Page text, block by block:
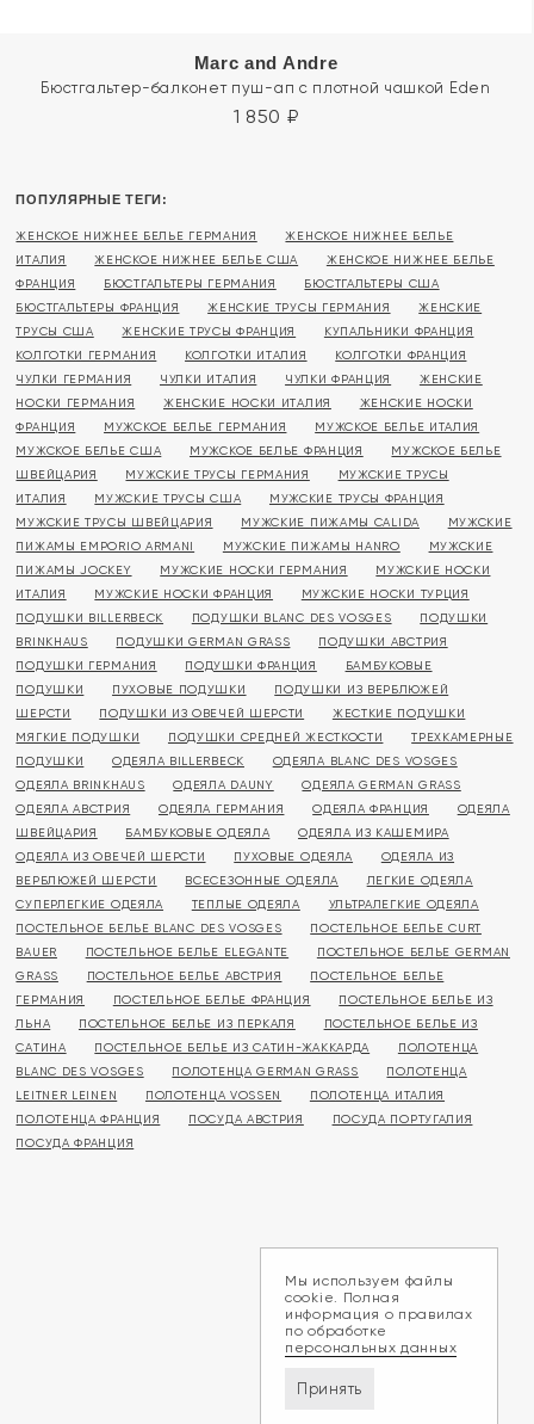
Marc and Andre
Бюстгальтер-балконет пуш-ап с плотной чашкой Eden
1 850 ₽
ПОПУЛЯРНЫЕ ТЕГИ:
ЖЕНСКОЕ НИЖНЕЕ БЕЛЬЕ ГЕРМАНИЯ
ЖЕНСКОЕ НИЖНЕЕ БЕЛЬЕ
ИТАЛИЯ
ЖЕНСКОЕ НИЖНЕЕ БЕЛЬЕ США
ЖЕНСКОЕ НИЖНЕЕ БЕЛЬЕ
ФРАНЦИЯ
БЮСТГАЛЬТЕРЫ ГЕРМАНИЯ
БЮСТГАЛЬТЕРЫ США
БЮСТГАЛЬТЕРЫ ФРАНЦИЯ
ЖЕНСКИЕ ТРУСЫ ГЕРМАНИЯ
ЖЕНСКИЕ
ТРУСЫ США
ЖЕНСКИЕ ТРУСЫ ФРАНЦИЯ
КУПАЛЬНИКИ ФРАНЦИЯ
КОЛГОТКИ ГЕРМАНИЯ
КОЛГОТКИ ИТАЛИЯ
КОЛГОТКИ ФРАНЦИЯ
ЧУЛКИ ГЕРМАНИЯ
ЧУЛКИ ИТАЛИЯ ЧУЛКИ ФРАНЦИЯ
ЖЕНСКИЕ
НОСКИ ГЕРМАНИЯ
ЖЕНСКИЕ НОСКИ ИТАЛИЯ
ЖЕНСКИЕ НОСКИ
ФРАНЦИЯ
МУЖСКОЕ БЕЛЬЕ ГЕРМАНИЯ
МУЖСКОЕ БЕЛЬЕ ИТАЛИЯ
МУЖСКОЕ БЕЛЬЕ США
МУЖСКОЕ БЕЛЬЕ ФРАНЦИЯ
МУЖСКОЕ БЕЛЬЕ
ШВЕЙЦАРИЯ
МУЖСКИЕ ТРУСЫ ГЕРМАНИЯ
МУЖСКИЕ ТРУСЫ
ИТАЛИЯ
МУЖСКИЕ ТРУСЫ США
МУЖСКИЕ ТРУСЫ ФРАНЦИЯ
МУЖСКИЕ ТРУСЫ ШВЕЙЦАРИЯ
МУЖСКИЕ ПИЖАМЫ CALIDA
МУЖСКИЕ
ПИЖАМЫ EMPORIO ARMANI
МУЖСКИЕ ПИЖАМЫ HANRO
МУЖСКИЕ
ПИЖАМЫ JOCKEY
МУЖСКИЕ НОСКИ ГЕРМАНИЯ
МУЖСКИЕ НОСКИ
ИТАЛИЯ
МУЖСКИЕ НОСКИ ФРАНЦИЯ
МУЖСКИЕ НОСКИ ТУРЦИЯ
ПОДУШКИ BILLERBECK
ПОДУШКИ BLANC DES VOSGES
ПОДУШКИ
BRINKHAUS
ПОДУШКИ GERMAN GRASS
ПОДУШКИ АВСТРИЯ
ПОДУШКИ ГЕРМАНИЯ
ПОДУШКИ ФРАНЦИЯ
БАМБУКОВЫЕ
ПОДУШКИ
ПУХОВЫЕ ПОДУШКИ
ПОДУШКИ ИЗ ВЕРБЛЮЖЕЙ
ШЕРСТИ
ПОДУШКИ ИЗ ОВЕЧЕЙ ШЕРСТИ
ЖЕСТКИЕ ПОДУШКИ
МЯГКИЕ ПОДУШКИ
ПОДУШКИ СРЕДНЕЙ ЖЕСТКОСТИ
ТРЕХКАМЕРНЫЕ
ПОДУШКИ
ОДЕЯЛА BILLERBECK
ОДЕЯЛА BLANC DES VOSGES
ОДЕЯЛА BRINKHAUS
ОДЕЯЛА DAUNY
ОДЕЯЛА GERMAN GRASS
ОДЕЯЛА АВСТРИЯ
ОДЕЯЛА ГЕРМАНИЯ ОДЕЯЛА ФРАНЦИЯ
ОДЕЯЛА
ШВЕЙЦАРИЯ
БАМБУКОВЫЕ ОДЕЯЛА
ОДЕЯЛА ИЗ КАШЕМИРА
ОДЕЯЛА ИЗ ОВЕЧЕЙ ШЕРСТИ
ПУХОВЫЕ ОДЕЯЛА
ОДЕЯЛА ИЗ
ВЕРБЛЮЖЕЙ ШЕРСТИ
ВСЕСЕЗОННЫЕ ОДЕЯЛА
ЛЕГКИЕ ОДЕЯЛА
СУПЕРЛЕГКИЕ ОДЕЯЛА
ТЕПЛЫЕ ОДЕЯЛА
УЛЬТРАЛЕГКИЕ ОДЕЯЛА
ПОСТЕЛЬНОЕ БЕЛЬЕ BLANC DES VOSGES
ПОСТЕЛЬНОЕ БЕЛЬЕ CURT
BAUER
ПОСТЕЛЬНОЕ БЕЛЬЕ ELEGANTE
ПОСТЕЛЬНОЕ БЕЛЬЕ GERMAN
GRASS
ПОСТЕЛЬНОЕ БЕЛЬЕ АВСТРИЯ
ПОСТЕЛЬНОЕ БЕЛЬЕ
ГЕРМАНИЯ
ПОСТЕЛЬНОЕ БЕЛЬЕ ФРАНЦИЯ
ПОСТЕЛЬНОЕ БЕЛЬЕ ИЗ
ЛЬНА
ПОСТЕЛЬНОЕ БЕЛЬЕ ИЗ ПЕРКАЛЯ
ПОСТЕЛЬНОЕ БЕЛЬЕ ИЗ
САТИНА
ПОСТЕЛЬНОЕ БЕЛЬЕ ИЗ САТИН-ЖАККАРДА
ПОЛОТЕНЦА
BLANC DES VOSGES
ПОЛОТЕНЦА GERMAN GRASS
ПОЛОТЕНЦА
LEITNER LEINEN
ПОЛОТЕНЦА VOSSEN
ПОЛОТЕНЦА ИТАЛИЯ
ПОЛОТЕНЦА ФРАНЦИЯ
ПОСУДА АВСТРИЯ
ПОСУДА ПОРТУГАЛИЯ
ПОСУДА ФРАНЦИЯ
Мы используем файлы
cookie. Полная
информация о правилах
по обработке
персональных данных
Принять